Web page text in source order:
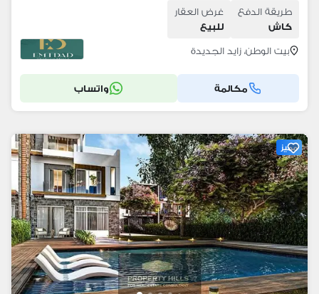
طريقة الدفع
كاش
غرض العقار
للبيع
بيت الوطن، زايد الجديدة
مكالمة واتساب
مميز